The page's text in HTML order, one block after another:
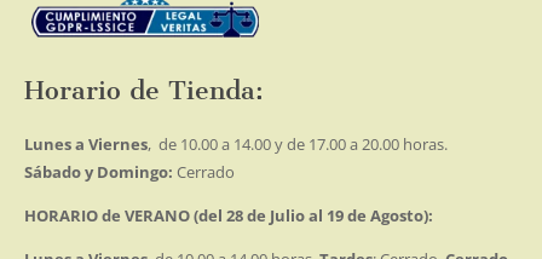
Horario de Tienda:
Lunes a Viernes, de 10.00 a 14.00 y de 17.00 a 20.00 horas.
Sábado y Domingo: Cerrado
HORARIO de VERANO (del 28 de Julio al 19 de Agosto):